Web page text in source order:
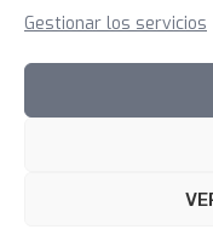
Gestionar los servicios
©